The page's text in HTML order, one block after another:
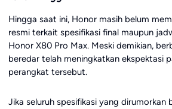
Hingga saat ini, Honor masih belum
resmi terkait spesifikasi final maupun
Honor X80 Pro Max. Meski demikian,
beredar telah meningkatkan ekspektasi
perangkat tersebut.
Jika seluruh spesifikasi yang dirumorkan